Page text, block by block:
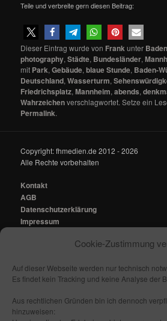
Cookie-Zustimmung
Auf dieser Webseite werden nur technisch
Es findet kein Tracking und keine Analyse der
Aus rechtlichen Gründen bin ich dennoch
hinzuweisen:
Teile und verbreite gern diesen Beitrag:
Dieser Eintrag wurde von Frankunter
photography,Städte, Bundesländer,
mit Park,Gebäude,blaue Stunde, Baden-
Deutschland,Wasserturm,
Friedrichsplatz,Mannheim,abends,
Wahrzeichenverschlagwortet. Setze ein
Permalink.
Copyright: fhmedien.de 2012 - 2026
Alle Rechte vorbehalten
Kontakt
AGB
Datenschutzerklärung
Impressum
mail@fhmedien.de
Nach oben/ Seitenanfang